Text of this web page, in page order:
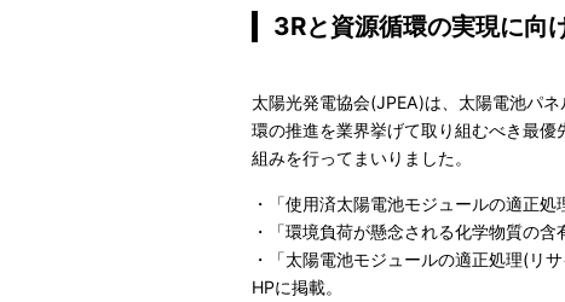
3Rと資源循環の実現に向
太陽光発電協会(JPEA)は、太陽電池パ
環の推進を業界挙げて取り組むべき最
組みを行ってまいりました。
・「使用済太陽電池モジュールの適正
・「環境負荷が懸念される化学物質の
・「太陽電池モジュールの適正処理(リ
HPに掲載。